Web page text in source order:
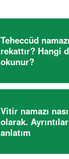
Teheccüd
rekattır? Hangi
okunur?
Vitir namazı
olarak.
anlatım